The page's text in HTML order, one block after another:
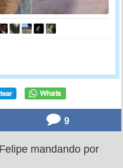
9
mandando por